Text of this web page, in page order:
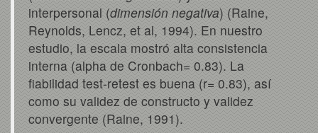
interpersonal (dimensión negativa) (Raine,
Reynolds, Lencz, et al, 1994). En nuestro
estudio, la escala mostró alta consistencia
interna (alpha de Cronbach= 0.83). La
fiabilidad test-retest es buena (r= 0.83), así
como su validez de constructo y validez
convergente (Raine, 1991).